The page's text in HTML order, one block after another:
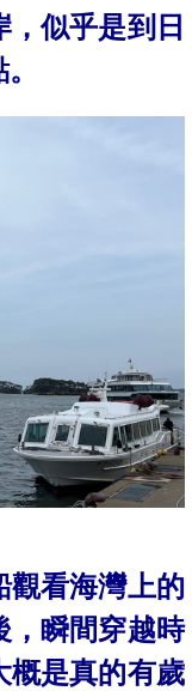
，似乎是到日
觀看海灣上的
，瞬間穿越時
概是真的有歲